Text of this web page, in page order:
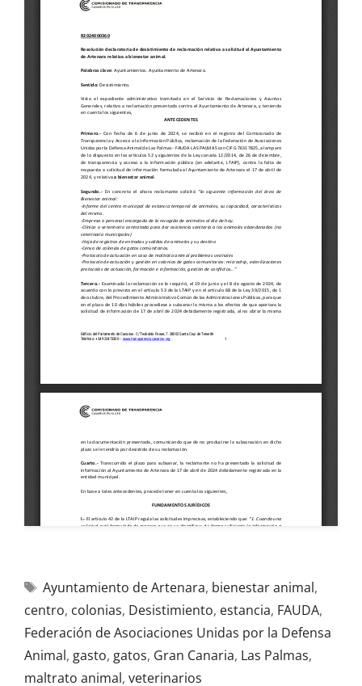
Ayuntamiento de Artenara, bienestar animal,
centro, colonias, Desistimiento, estancia, FAUDA,
Federación de Asociaciones Unidas por la Defensa
Animal, gasto, gatos, Gran Canaria, Las Palmas,
maltrato animal, veterinarios